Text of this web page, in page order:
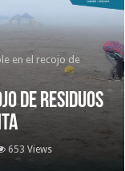
en el recojo de
de residuos
653 Views